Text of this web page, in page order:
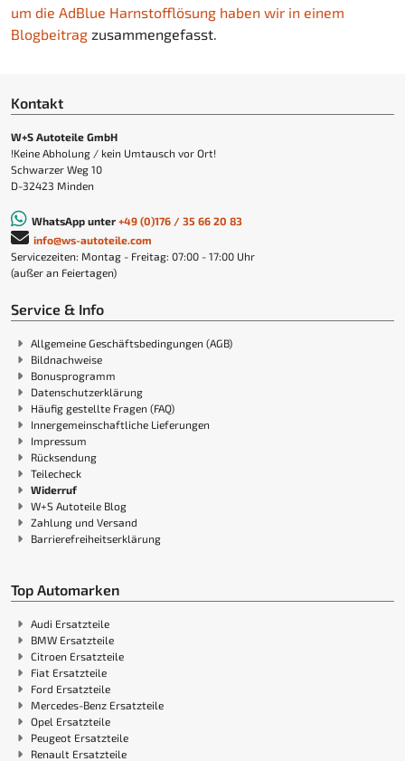
um die AdBlue Harnstofflösung haben wir in einem
Blogbeitrag zusammengefasst.
Kontakt
W+S Autoteile GmbH
!Keine Abholung / kein Umtausch vor Ort!
Schwarzer Weg 10
D-32423 Minden
WhatsApp unter +49 (0)176 / 35 66 20 83
info@ws-autoteile.com
Servicezeiten: Montag - Freitag: 07:00 - 17:00 Uhr
(außer an Feiertagen)
Service & Info
Allgemeine Geschäftsbedingungen (AGB)
Bildnachweise
Bonusprogramm
Datenschutzerklärung
Häufig gestellte Fragen (FAQ)
Innergemeinschaftliche Lieferungen
Impressum
Rücksendung
Teilecheck
Widerruf
W+S Autoteile Blog
Zahlung und Versand
Barrierefreiheitserklärung
Top Automarken
Audi Ersatzteile
BMW Ersatzteile
Citroen Ersatzteile
Fiat Ersatzteile
Ford Ersatzteile
Mercedes-Benz Ersatzteile
Opel Ersatzteile
Peugeot Ersatzteile
Renault Ersatzteile